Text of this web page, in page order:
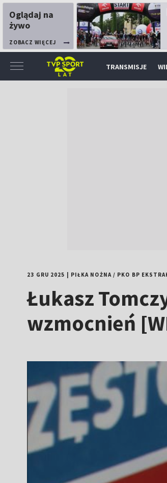
Oglądaj na
żywo
ZOBACZ WIĘCEJ
TRANSMISJE
23 GRU 2025 PIŁKA NOŻNA/ PKO BP
Łukasz
wzmocnień